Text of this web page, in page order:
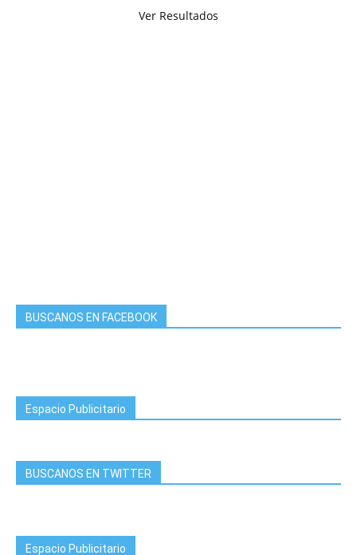
Ver Resultados
BUSCANOS EN FACEBOOK
Espacio Publicitario
BUSCANOS EN TWITTER
Espacio Publicitario